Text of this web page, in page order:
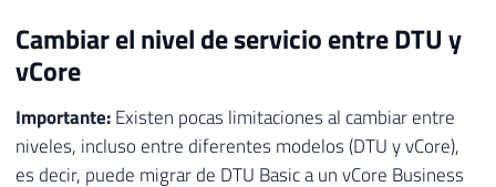
Cambiar el nivel de servicio entre DTU y
vCore
Importante:Existen pocas limitaciones al cambiar entre
niveles, incluso entre diferentes modelos (DTU y vCore),
es decir, puede migrar de DTU Basic a un vCore Business